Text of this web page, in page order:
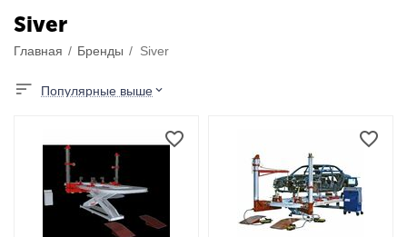
Siver
Главная / Бренды / Siver
Популярные выше